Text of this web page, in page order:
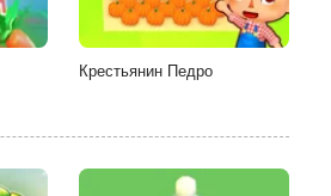
Крестьянин Педро